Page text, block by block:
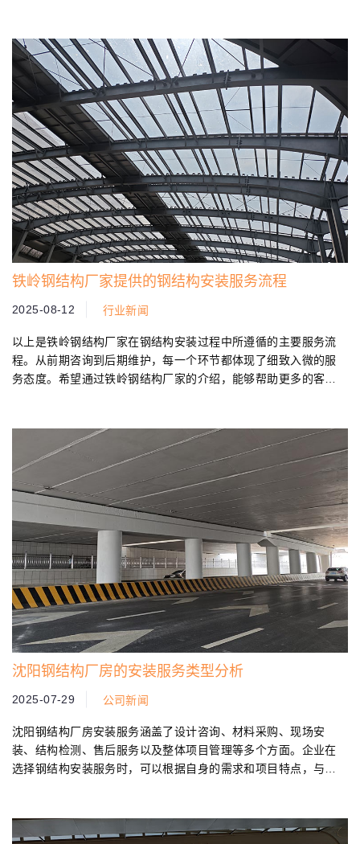
铁岭钢结构厂家提供的钢结构安装服务流程
2025-08-12 行业新闻
以上是铁岭钢结构厂家在钢结构安装过程中所遵循的主要服务流
程。从前期咨询到后期维护，每一个环节都体现了细致入微的服
务态度。希望通过铁岭钢结构厂家的介绍，能够帮助更多的客户
沈阳钢结构厂房的安装服务类型分析
2025-07-29 公司新闻
沈阳钢结构厂房安装服务涵盖了设计咨询、材料采购、现场安
装、结构检测、售后服务以及整体项目管理等多个方面。企业在
选择钢结构安装服务时，可以根据自身的需求和项目特点，与公